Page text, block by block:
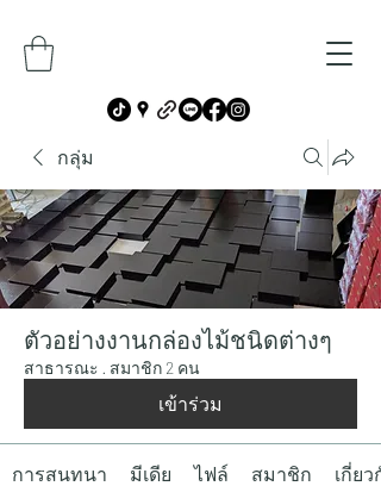
กลุ่ม
ตัวอย่างงานกล่องไม้ชนิดต่างๆ
สาธารณะ · สมาชิก 2 คน
เข้าร่วม
การสนทนา มีเดีย ไฟล์ สมาชิก เกี่ยว